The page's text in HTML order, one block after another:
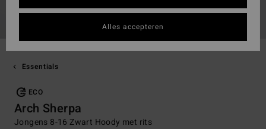
Essentials
ECO
Arch Sherpa
Jongens 8-16 Zwart Hoody met rits
Alles accepteren